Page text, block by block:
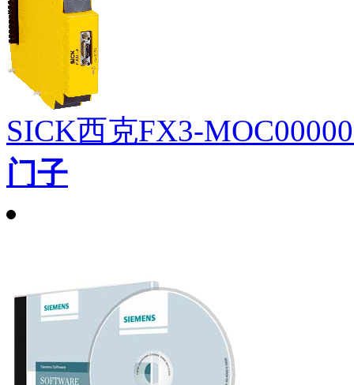
SICK西克FX3-
门子